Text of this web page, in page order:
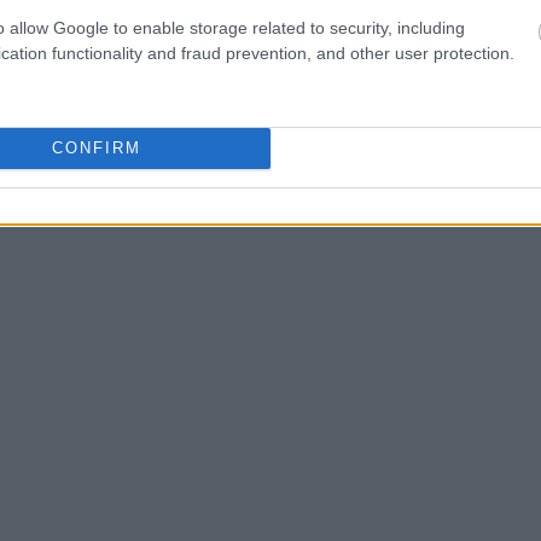
allow Google to enable storage related to security, including
functionality and fraud prevention, and other user protection.
CONFIRM
αναφέρουν
και ανανεωμένο ενδιαφέρον για